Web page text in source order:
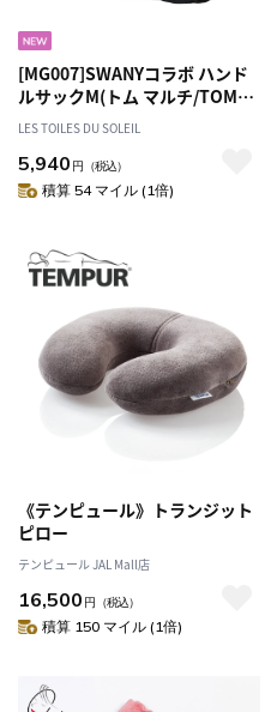
[MG007]SWANYコラボ ハンド
ルサックM(トム マルチ/TOM
Multi) スワニー キャリーオンバ
ッグ ボストン パッカブル 折り
畳み たためる エコバッグ 旅行
トラベル 機内持ち込み可 飛行
LES TOILES DU SOLEIL
5,940 円 （税込）
積算 54 マイル (1倍)
《テンピュール》トランジット
ピロー
テンピュール JAL Mall店
16,500 円 （税込）
積算 150 マイル (1倍)